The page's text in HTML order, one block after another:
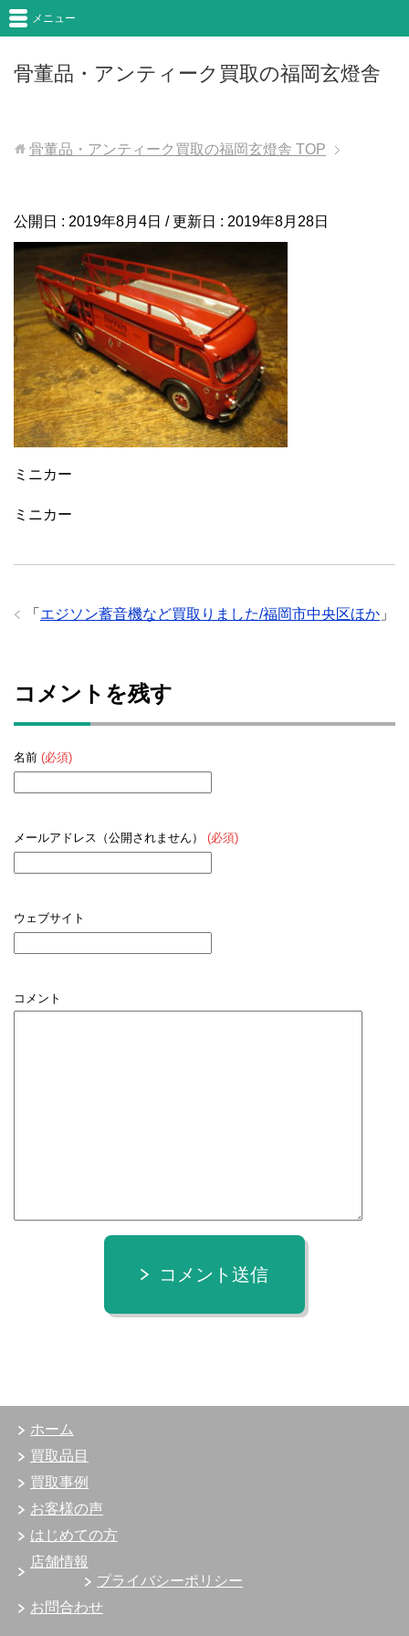
骨董品・アンティーク買取の福岡玄燈舎
メニュー
骨董品・アンティーク買取の福岡玄燈舎 TOP
公開日 : 2019年8月4日 / 更新日 : 2019年8月28日
ミニカー
ミニカー
「 エジソン蓄音機など買取りました/福岡市中央区ほか 」
コメントを残す
名前 (必須)
メールアドレス（公開されません） (必須)
ウェブサイト
コメント
コメント送信
ホーム
買取品目
買取事例
お客様の声
はじめての方
店舗情報
プライバシーポリシー
お問合わせ